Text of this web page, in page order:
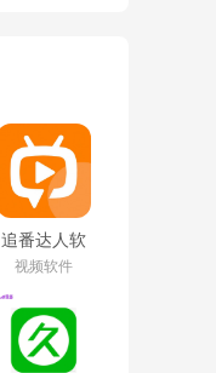
追番达人软
件下载
v6.2.1
视频软件